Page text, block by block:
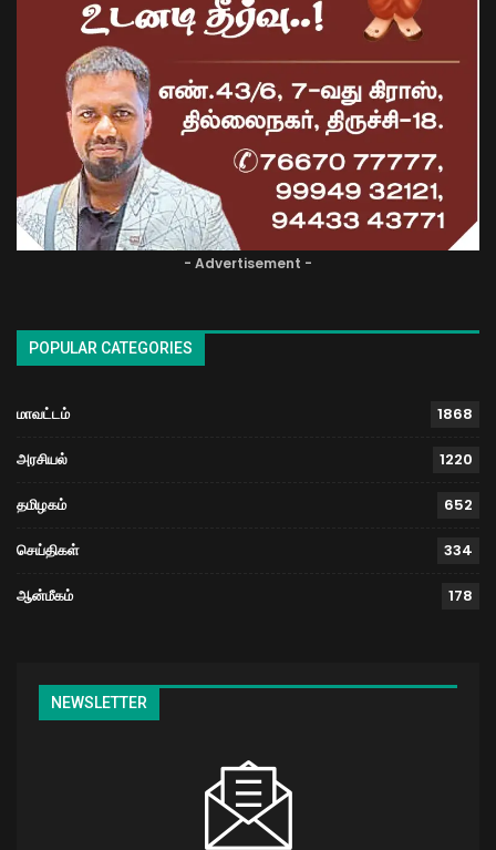
- Advertisement -
POPULAR CATEGORIES
மாவட்டம் 1868
அரசியல் 1220
தமிழகம் 652
செய்திகள் 334
ஆன்மீகம் 178
NEWSLETTER